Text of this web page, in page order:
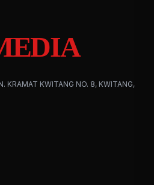
KRAMAT KWITANG NO. 8, KWITANG,